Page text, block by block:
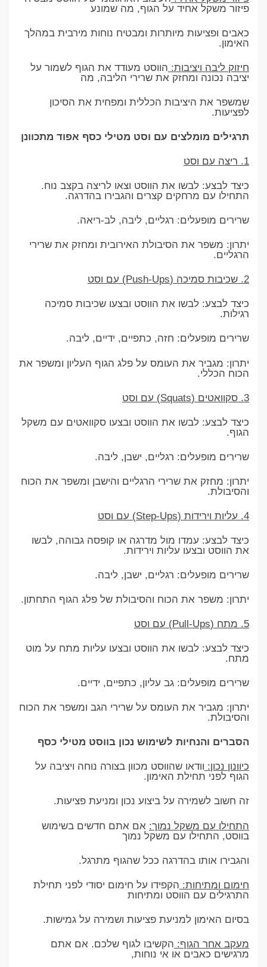
פיזור משקל אחיד על הגוף, מה שמונע
כאבים ופציעות מיותרות ומבטיח נוחות מירבית במהלך
האימון.
חיזוק ליבה ויציבות: הווסט מעודד את הגוף לשמור על
יציבה נכונה ומחזק את שרירי הליבה, מה
שמשפר את היציבות הכללית ומפחית את הסיכון
לפציעות.
תרגילים מומלצים עם וסט מטילי כסף אפוד מתכוונן
1. ריצה עם וסט
כיצד לבצע: לבשו את הווסט וצאו לריצה בקצב נוח.
התחילו עם מרחקים קצרים והגבירו בהדרגה.
שרירים מופעלים: רגליים, ליבה, לב-ריאה.
יתרון: משפר את הסיבולת האירובית ומחזק את שרירי
הרגליים.
2. שכיבות סמיכה (Push-Ups) עם וסט
כיצד לבצע: לבשו את הווסט ובצעו שכיבות סמיכה
רגילות.
שרירים מופעלים: חזה, כתפיים, ידיים, ליבה.
יתרון: מגביר את העומס על פלג הגוף העליון ומשפר את
הכוח הכללי.
3. סקוואטים (Squats) עם וסט
כיצד לבצע: לבשו את הווסט ובצעו סקוואטים עם משקל
הגוף.
שרירים מופעלים: רגליים, ישבן, ליבה.
יתרון: מחזק את שרירי הרגליים והישבן ומשפר את הכוח
והסיבולת.
4. עליות וירידות (Step-Ups) עם וסט
כיצד לבצע: עמדו מול מדרגה או קופסה גבוהה, לבשו
את הווסט ובצעו עליות וירידות.
שרירים מופעלים: רגליים, ישבן, ליבה.
יתרון: משפר את הכוח והסיבולת של פלג הגוף התחתון.
5. מתח (Pull-Ups) עם וסט
כיצד לבצע: לבשו את הווסט ובצעו עליות מתח על מוט
מתח.
שרירים מופעלים: גב עליון, כתפיים, ידיים.
יתרון: מגביר את העומס על שרירי הגב ומשפר את הכוח
והסיבולת.
הסברים והנחיות לשימוש נכון בווסט מטילי כסף
כיוונון נכון: וודאו שהווסט מכוון בצורה נוחה ויציבה על
הגוף לפני תחילת האימון.
זה חשוב לשמירה על ביצוע נכון ומניעת פציעות.
התחילו עם משקל נמוך: אם אתם חדשים בשימוש
בווסט, התחילו עם משקל נמוך
והגבירו אותו בהדרגה ככל שהגוף מתרגל.
חימום ומתיחות: הקפידו על חימום יסודי לפני תחילת
התרגילים עם הווסט ומתיחות
בסיום האימון למניעת פציעות ושמירה על גמישות.
מעקב אחר הגוף: הקשיבו לגוף שלכם. אם אתם
מרגישים כאבים או אי נוחות,